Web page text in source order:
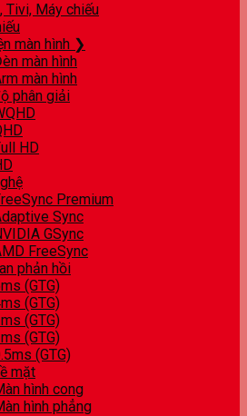
Tivi, Máy chiếu
màn hình ❯
màn hình
màn hình
phân giải
HD
Premium
Sync
GSync
FreeSync
phản hồi
(GTG)
(GTG)
(GTG)
(GTG)
(GTG)
mặt
hình cong
hình phẳng